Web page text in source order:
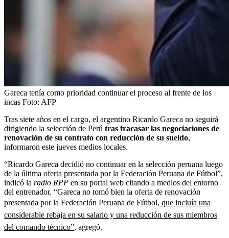
Gareca tenía como prioridad continuar el proceso al frente de los
incas Foto: AFP
Tras siete años en el cargo, el argentino Ricardo Gareca no seguirá
dirigiendo la selección de Perú tras fracasar las negociaciones de
renovación de su contrato con reducción de su sueldo,
informaron este jueves medios locales.
“Ricardo Gareca decidió no continuar en la selección peruana luego
de la última oferta presentada por la Federación Peruana de Fútbol”,
indicó la radio RPP en su portal web citando a medios del entorno
del entrenador. “Gareca no tomó bien la oferta de renovación
presentada por la Federación Peruana de Fútbol, que incluía una
considerable rebaja en su salario y una reducción de sus miembros
del comando técnico”, agregó.